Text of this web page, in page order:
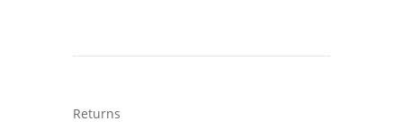
Returns